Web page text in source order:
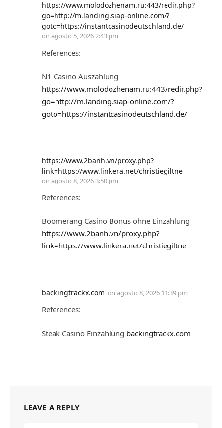
https://www.molodozhenam.ru:443/redir.php?
go=http://m.landing.siap-online.com/?
goto=https://instantcasinodeutschland.de/
on agosto 5, 2026 2:43 pm
References:
N1 Casino Auszahlung
https://www.molodozhenam.ru:443/redir.php?
go=http://m.landing.siap-online.com/?
goto=https://instantcasinodeutschland.de/
https://www.2banh.vn/proxy.php?
link=https://www.linkera.net/christiegiltne
on agosto 8, 2026 3:50 pm
References:
Boomerang Casino Bonus ohne Einzahlung
https://www.2banh.vn/proxy.php?
link=https://www.linkera.net/christiegiltne
backingtrackx.com on agosto 8, 2026 11:39 pm
References:
Steak Casino Einzahlung backingtrackx.com
LEAVE A REPLY